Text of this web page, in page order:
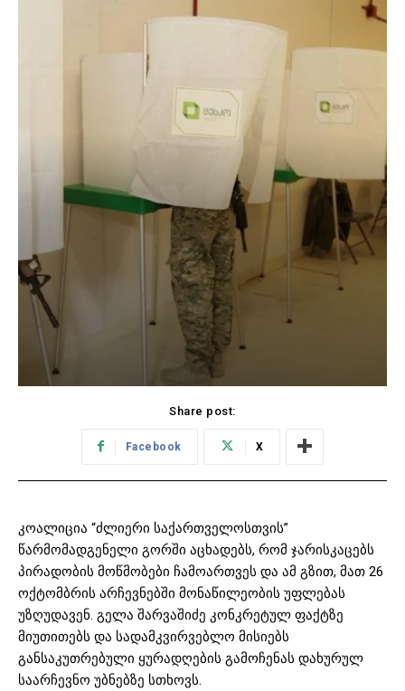
Share post:
Facebook X
კოალიცია “ძლიერი საქართველოსთვის”
წარმომადგენელი გორში აცხადებს, რომ ჯარისკაცებს
პირადობის მოწმობები ჩამოართვეს და ამ გზით, მათ 26
ოქტომბრის არჩევნებში მონაწილეობის უფლებას
უზღუდავენ. გელა შარვაშიძე კონკრეტულ ფაქტზე
მიუთითებს და სადამკვირვებლო მისიებს
განსაკუთრებული ყურადღების გამოჩენას დახურულ
საარჩევნო უბნებზე სთხოვს.